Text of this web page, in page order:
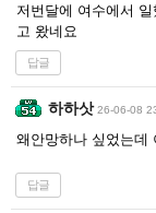
저번달에 여수에서
고 왔네요
답글
하하삿 26-06-08
왜안망하나 싶었는데
답글